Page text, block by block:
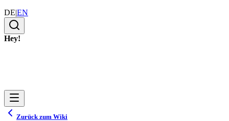
DE|EN
Hey!
Zurück zum Wiki